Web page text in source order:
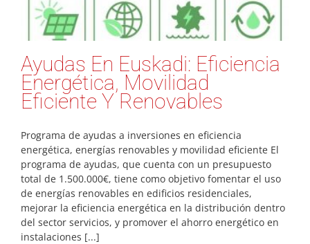
Ayudas En Euskadi: Eficiencia
Energética, Movilidad
Eficiente Y Renovables
Programa de ayudas a inversiones en eficiencia
energética, energías renovables y movilidad eficiente El
programa de ayudas, que cuenta con un presupuesto
total de 1.500.000€, tiene como objetivo fomentar el uso
de energías renovables en edificios residenciales,
mejorar la eficiencia energética en la distribución dentro
del sector servicios, y promover el ahorro energético en
instalaciones [...]